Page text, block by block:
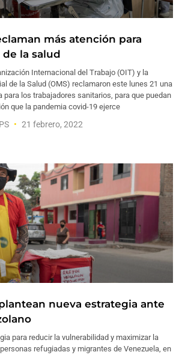
más atención para
la salud
Internacional del Trabajo (OIT) y la
de la Salud (OMS) reclamaron este lunes 21 una
para los trabajadores sanitarios, para que puedan
que la pandemia covid-19 ejerce
21 febrero, 2022
nueva estrategia ante
para reducir la vulnerabilidad y maximizar la
refugiadas y migrantes de Venezuela, en